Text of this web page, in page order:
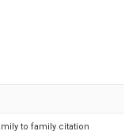
to family citation